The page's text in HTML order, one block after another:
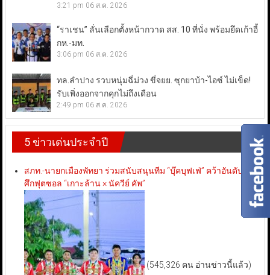
3:21 pm 06 ส.ค. 2026
“ราเชน” ลั่นเลือกตั้งหน้ากวาด สส. 10 ที่นั่ง พร้อมยึดเก้าอี้
กห.-มท.
3:06 pm 06 ส.ค. 2026
ทล.ลำปาง รวบหนุ่มฉี่ม่วง ขี่จยย. ซุกยาบ้า-ไอซ์ ไม่เข็ด!
รับเพิ่งออกจากคุกไม่ถึงเดือน
2:49 pm 06 ส.ค. 2026
5 ข่าวเด่นประจำปี
สภท.-นายกเมืองพัทยา ร่วมสนับสนุนทีม “บุ๊คบุฟเฟ่” คว้าอันดับ 3
ศึกฟุตซอล “เกาะล้าน × นัควีย์ คัพ”
(545,326 คน อ่านข่าวนี้แล้ว)